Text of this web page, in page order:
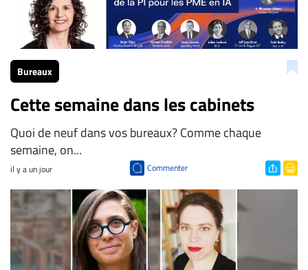
Bureaux
Cette semaine dans les cabinets
Quoi de neuf dans vos bureaux? Comme chaque
semaine, on...
il y a un jour Commenter